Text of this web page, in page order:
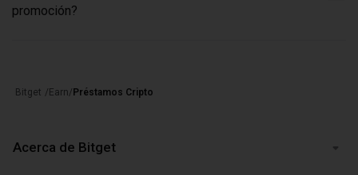
promoción?
Bitget / Earn/ Préstamos Cripto
Acerca de Bitget